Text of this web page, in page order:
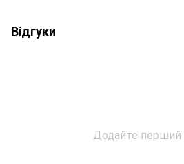
Відгуки
Додайте перший